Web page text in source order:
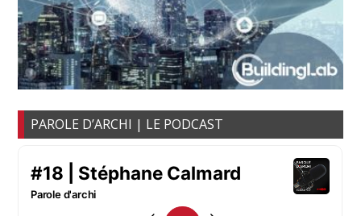
PAROLE D’ARCHI | LE PODCAST